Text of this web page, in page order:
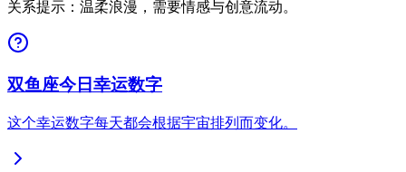
关系提示：温柔浪漫，需要情感与创意流动。
双鱼座今日幸运数字
这个幸运数字每天都会根据宇宙排列而变化。